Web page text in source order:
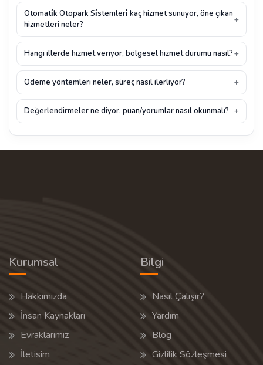
Otomati̇k Otopark Si̇stemleri̇ kaç hizmet sunuyor, öne çıkan
hizmetleri neler?
Hangi illerde hizmet veriyor, bölgesel hizmet durumu nasıl?
Ödeme yöntemleri neler, süreç nasıl ilerliyor?
Değerlendirmeler ne diyor, puan/yorumlar nasıl okunmalı?
Kurumsal
Hakkımızda
İnsan Kaynakları
Evraklarımız
İletisim
Bilgi
Nasıl Çalışır?
Yardım
Blog
Gizlilik Sözleşmesi